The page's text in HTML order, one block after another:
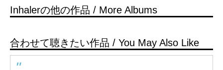
Inhalerの他の作品 / More Albums
合わせて聴きたい作品 / You May Also Like